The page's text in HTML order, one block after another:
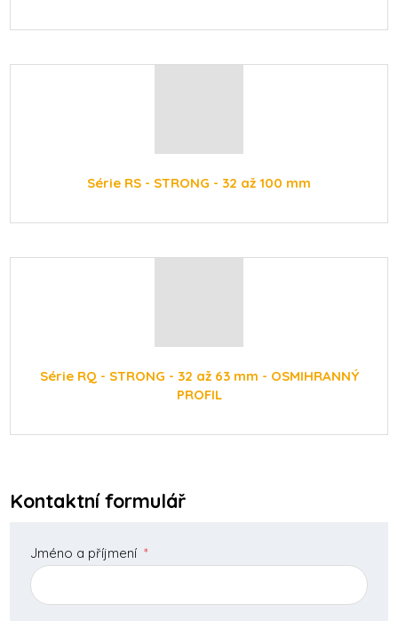
Série RS - STRONG - 32 až 100 mm
Série RQ - STRONG - 32 až 63 mm - OSMIHRANNÝ
PROFIL
Kontaktní formulář
Jméno a příjmení *